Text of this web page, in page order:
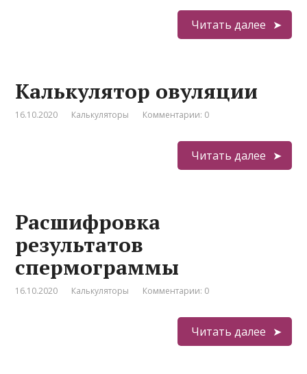
Читать далее
Калькулятор овуляции
16.10.2020 Калькуляторы Комментарии: 0
Читать далее
Расшифровка
результатов
спермограммы
16.10.2020 Калькуляторы Комментарии: 0
Читать далее